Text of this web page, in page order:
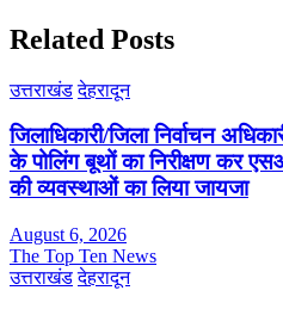
Related Posts
उत्तराखंड देहरादून
जिलाधिकारी/जिला निर्वाचन
के पोलिंग बूथों का निरीक्षण कर
की व्यवस्थाओं का लिया जायजा
August 6, 2026
The Top Ten News
उत्तराखंड देहरादून